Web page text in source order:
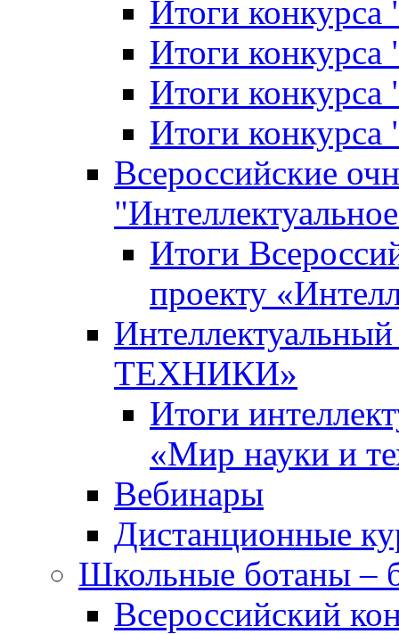
Итоги
Итоги конкурса
Итоги
Итоги
Всероссийские
Итоги
проекту
ТЕХНИКИ»
Итоги
«Мир науки и
Вебинары
Дистанционные
Школьные ботаны –
Всероссийский